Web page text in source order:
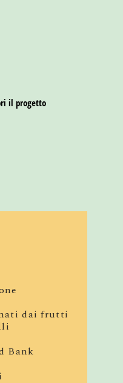
il progetto
dai frutti
Bank